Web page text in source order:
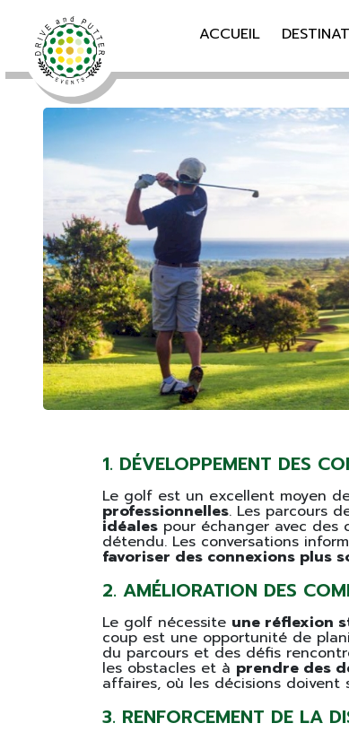
ACCUEIL
1. DÉVELOPPEMENT DES
Le golf est un excellent moyen
professionnelles. Les parcours
idéales pour échanger avec des
détendu. Les conversations
favoriser des connexions plus
2. AMÉLIORATION DES
Le golf nécessite une réflexion
coup est une opportunité de
du parcours et des défis
les obstacles et à prendre des
affaires, où les décisions doivent
3. RENFORCEMENT DE LA